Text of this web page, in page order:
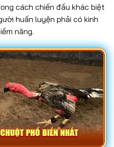
cách chiến đấu khác biệt
huấn luyện phải có kinh
năng.